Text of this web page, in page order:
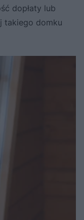
dopłaty lub
takiego domku